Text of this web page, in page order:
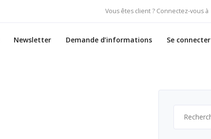
Vous êtes client ? Connectez-vous à
Newsletter Demande d’informations Se connecter